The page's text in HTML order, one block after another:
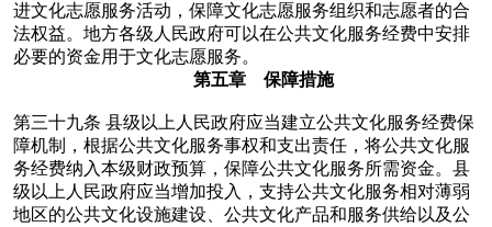
进文化志愿服务活动，保障文化志愿服务组织和志愿者的合
法权益。地方各级人民政府可以在公共文化服务经费中安排
必要的资金用于文化志愿服务。
第五章 保障措施
第三十九条 县级以上人民政府应当建立公共文化服务经费保
障机制，根据公共文化服务事权和支出责任，将公共文化服
务经费纳入本级财政预算，保障公共文化服务所需资金。县
级以上人民政府应当增加投入，支持公共文化服务相对薄弱
地区的公共文化设施建设、公共文化产品和服务供给以及公